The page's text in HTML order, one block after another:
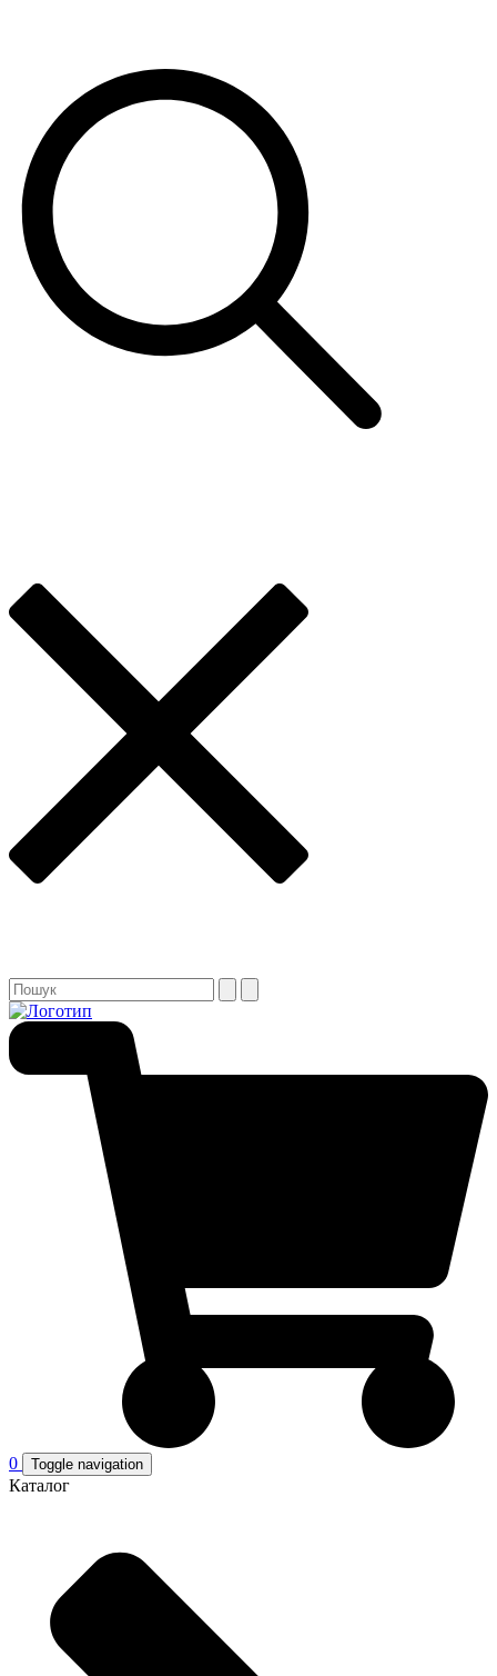
0 Toggle navigation
Каталог